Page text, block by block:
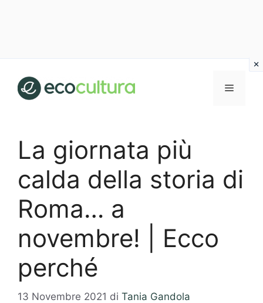
contenuto
MENU
La giornata più
calda della storia di
Roma… a
novembre! | Ecco
perché
13 Novembre 2021 di Tania Gandola